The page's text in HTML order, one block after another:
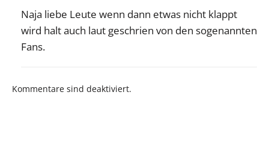
Naja liebe Leute wenn dann etwas nicht klappt
wird halt auch laut geschrien von den sogenannten
Fans.
Kommentare sind deaktiviert.